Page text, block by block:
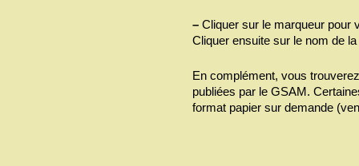
– Cliquer sur le marqueur pour
Cliquer ensuite sur le nom de
En complément, vous
publiées par le GSAM.
format papier sur demande